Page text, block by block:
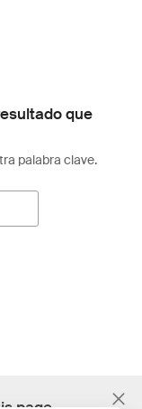
que
palabra clave.